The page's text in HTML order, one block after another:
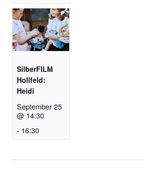
SilberFILM
Hollfeld:
Heidi
September 25
@ 14:30
- 16:30